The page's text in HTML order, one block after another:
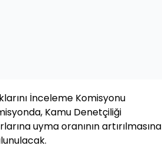
İnceleme Komisyonu
Kamu Denetçiliği
uyma oranının artırılmasına